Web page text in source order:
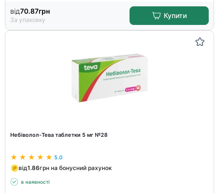
від70.87грн
За упаковку
Купити
Небіволол-Тева таблетки 5 мг №28
5.0
від1.86грн на бонусний рахунок
в наявності